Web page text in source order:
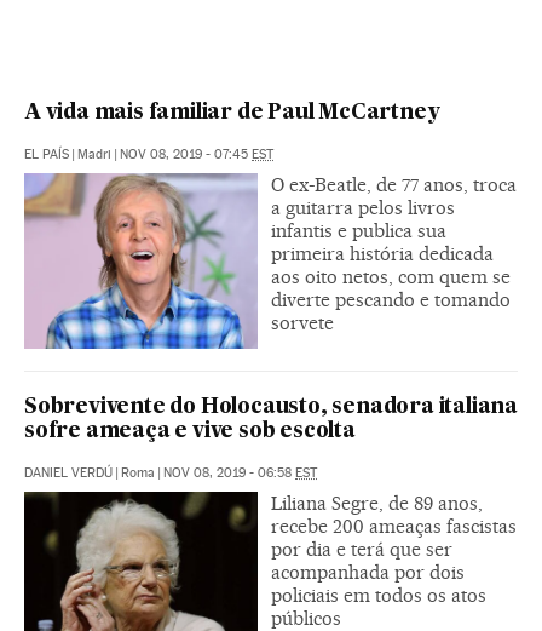
A vida mais familiar de Paul McCartney
EL PAÍS | Madri | NOV 08, 2019 - 07:45 EST
O ex-Beatle, de 77 anos, troca
a guitarra pelos livros
infantis e publica sua
primeira história dedicada
aos oito netos, com quem se
diverte pescando e tomando
sorvete
Sobrevivente do Holocausto, senadora italiana
sofre ameaça e vive sob escolta
DANIEL VERDÚ | Roma | NOV 08, 2019 - 06:58 EST
Liliana Segre, de 89 anos,
recebe 200 ameaças fascistas
por dia e terá que ser
acompanhada por dois
policiais em todos os atos
públicos